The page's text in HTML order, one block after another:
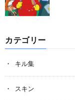
カテゴリー
キル集
スキン